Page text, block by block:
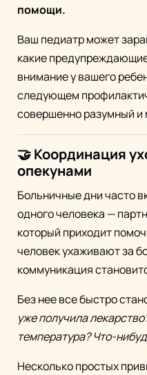
помощи.
Ваш педиатр может
какие
внимание у вашего
следующем
совершенно разумный и
🤝 Координация
опекунами
Больничные дни часто
одного человека —
который приходит
человек ухаживают за
коммуникация
Без нее все быстро
уже получила
температура? Что-
Несколько простых